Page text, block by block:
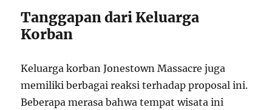
Tanggapan dari Keluarga
Korban
Keluarga korban Jonestown Massacre juga
memiliki berbagai reaksi terhadap proposal ini.
Beberapa merasa bahwa tempat wisata ini